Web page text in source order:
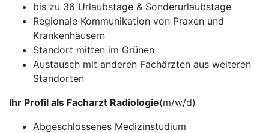
bis zu 36 Urlaubstage & Sonderurlaubstage
Regionale Kommunikation von Praxen und
Krankenhäusern
Standort mitten im Grünen
Austausch mit anderen Fachärzten aus weiteren
Standorten
Ihr Profil als Facharzt Radiologie(m/w/d)
Abgeschlossenes Medizinstudium